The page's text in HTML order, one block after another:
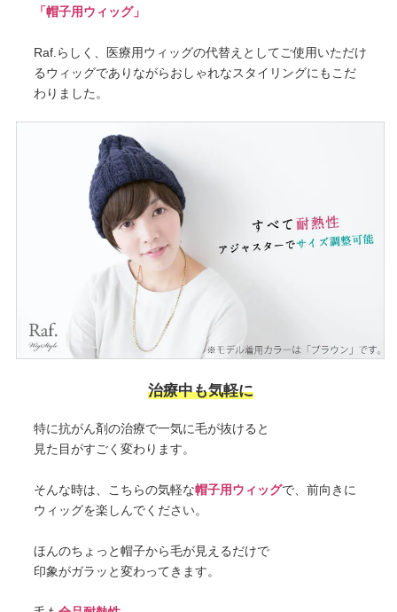
「帽子用ウィッグ」
Raf.らしく、医療用ウィッグの代替えとしてご使用いただけ
るウィッグでありながらおしゃれなスタイリングにもこだ
わりました。
治療中も気軽に
特に抗がん剤の治療で一気に毛が抜けると
見た目がすごく変わります。
そんな時は、こちらの気軽な帽子用ウィッグで、前向きに
ウィッグを楽しんでください。
ほんのちょっと帽子から毛が見えるだけで
印象がガラッと変わってきます。